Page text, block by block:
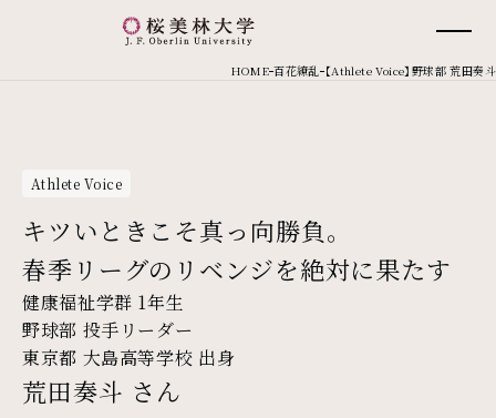
桜美林大学 トップページ
HOME 百花繚乱 【Athlete Voice】野球部 荒田奏斗
Athlete Voice
キツいときこそ真っ向勝負。
春季リーグのリベンジを絶対に果たす
健康福祉学群 1年生
野球部 投手リーダー
東京都 大島高等学校 出身
荒田奏斗 さん